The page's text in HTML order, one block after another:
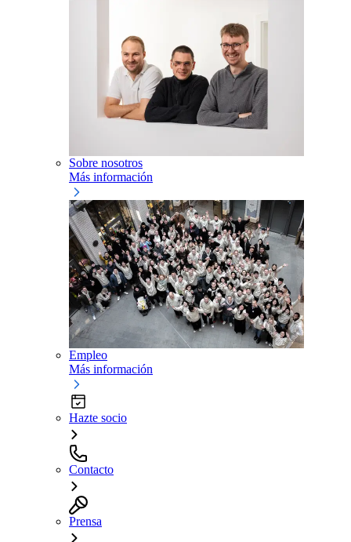
Sobre nosotros
Más información
Empleo
Más información
Hazte socio
Contacto
Prensa